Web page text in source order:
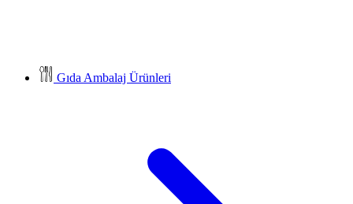
Gıda Ambalaj Ürünleri